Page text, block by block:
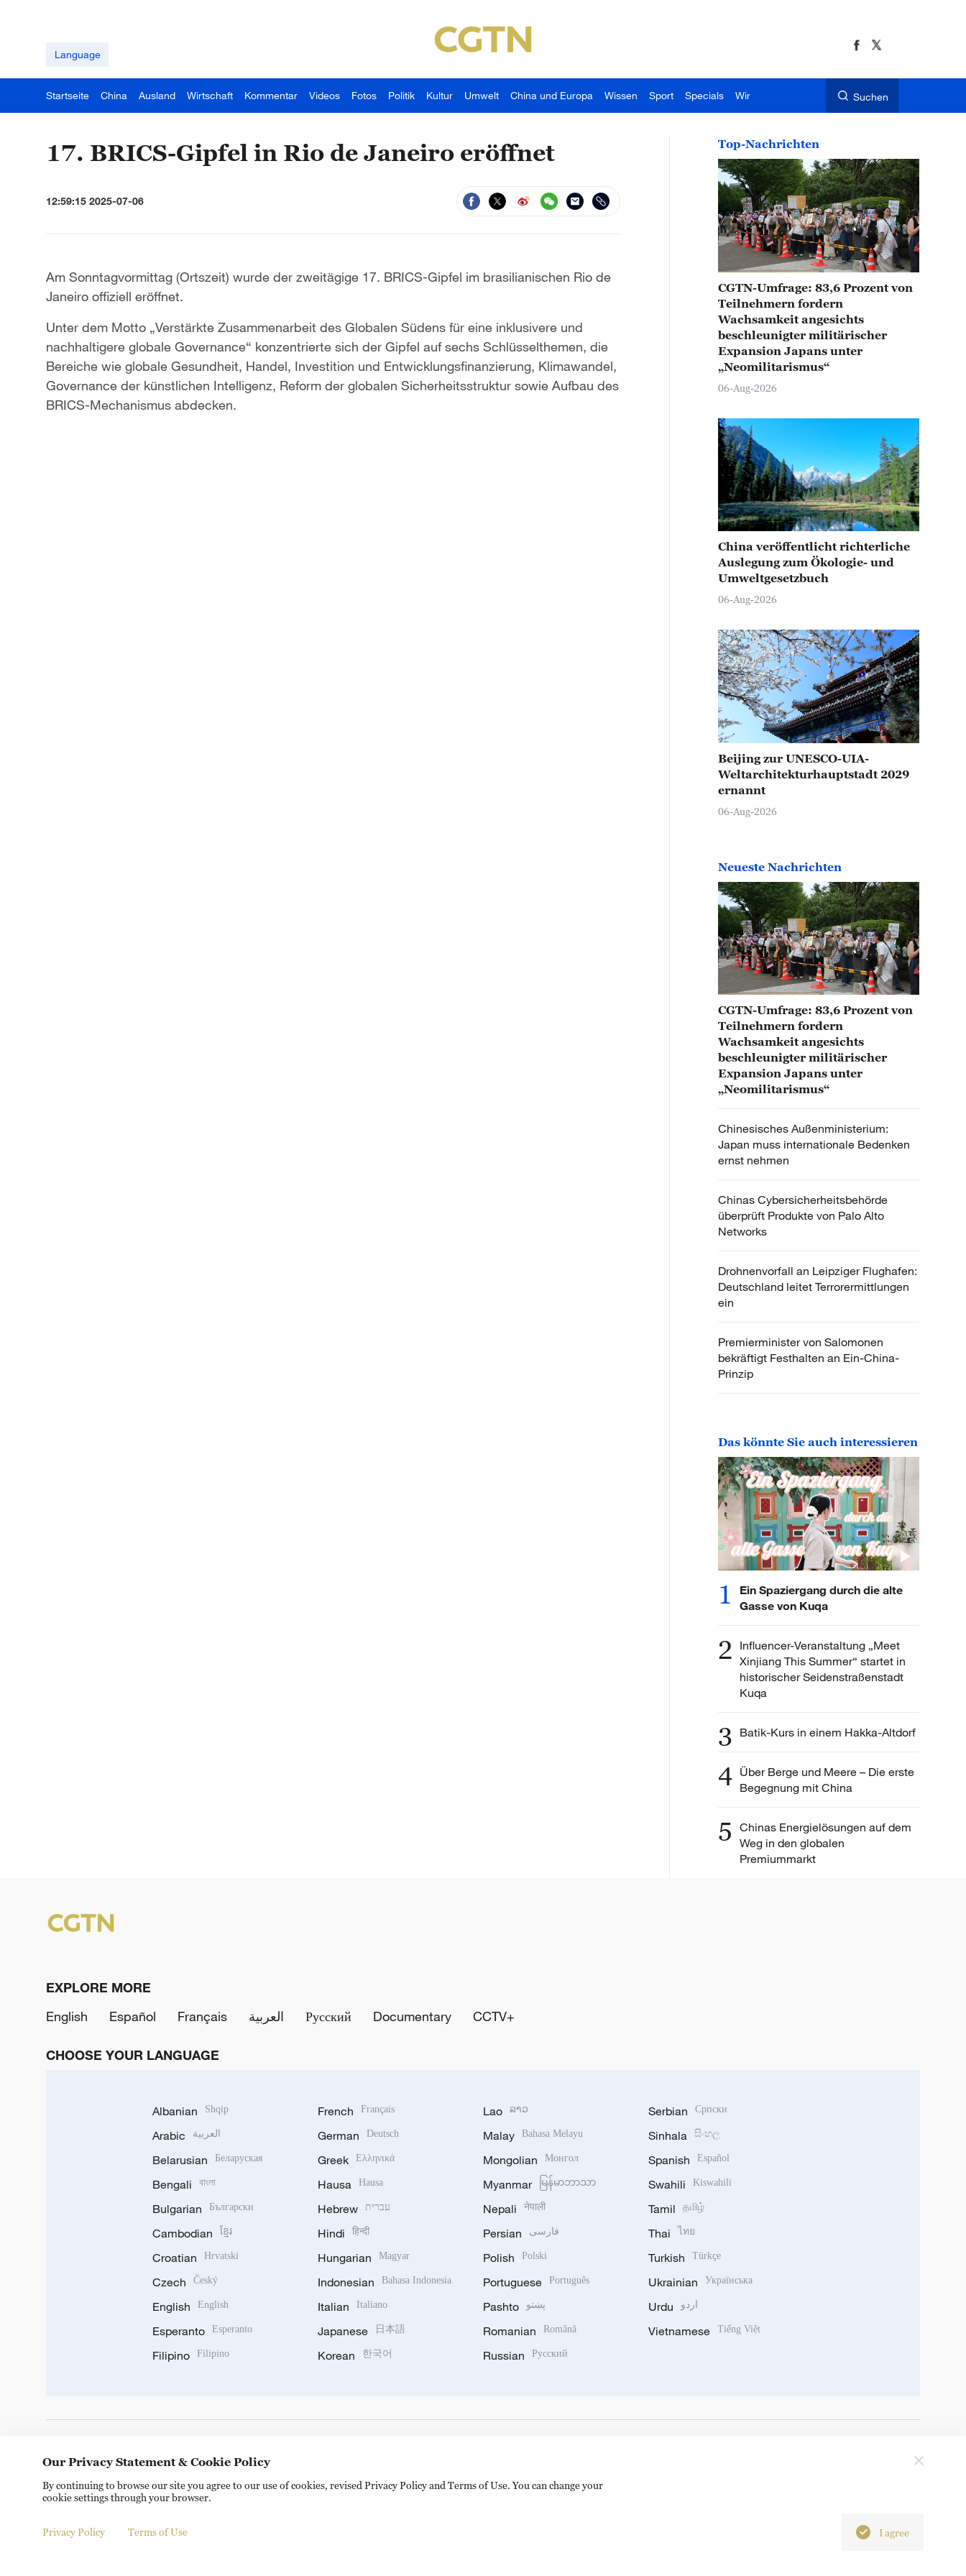
Language
Startseite China Ausland Wirtschaft Kommentar Videos Fotos Politik Kultur Umwelt China und Europa Wissen Sport Specials Wir Suchen
17. BRICS-Gipfel in Rio de Janeiro eröffnet
12:59:15 2025-07-06
Am Sonntagvormittag (Ortszeit) wurde der zweitägige 17. BRICS-Gipfel im brasilianischen Rio de
Janeiro offiziell eröffnet.
Unter dem Motto „Verstärkte Zusammenarbeit des Globalen Südens für eine inklusivere und
nachhaltigere globale Governance“ konzentrierte sich der Gipfel auf sechs Schlüsselthemen, die
Bereiche wie globale Gesundheit, Handel, Investition und Entwicklungsfinanzierung, Klimawandel,
Governance der künstlichen Intelligenz, Reform der globalen Sicherheitsstruktur sowie Aufbau des
BRICS-Mechanismus abdecken.
Top-Nachrichten
CGTN-Umfrage: 83,6 Prozent von
Teilnehmern fordern
Wachsamkeit angesichts
beschleunigter militärischer
Expansion Japans unter
„Neomilitarismus“
06-Aug-2026
China veröffentlicht richterliche
Auslegung zum Ökologie- und
Umweltgesetzbuch
06-Aug-2026
Beijing zur UNESCO-UIA-
Weltarchitekturhauptstadt 2029
ernannt
06-Aug-2026
Neueste Nachrichten
CGTN-Umfrage: 83,6 Prozent von
Teilnehmern fordern
Wachsamkeit angesichts
beschleunigter militärischer
Expansion Japans unter
„Neomilitarismus“
Chinesisches Außenministerium:
Japan muss internationale Bedenken
ernst nehmen
Chinas Cybersicherheitsbehörde
überprüft Produkte von Palo Alto
Networks
Drohnenvorfall an Leipziger Flughafen:
Deutschland leitet Terrorermittlungen
ein
Premierminister von Salomonen
bekräftigt Festhalten an Ein-China-
Prinzip
Das könnte Sie auch interessieren
1
Ein Spaziergang durch die alte
Gasse von Kuqa
2 Influencer-Veranstaltung „Meet
Xinjiang This Summer“ startet in
historischer Seidenstraßenstadt
Kuqa
3 Batik-Kurs in einem Hakka-Altdorf
4 Über Berge und Meere – Die erste
Begegnung mit China
5 Chinas Energielösungen auf dem
Weg in den globalen
Premiummarkt
EXPLORE MORE
English
Español Français العربية Русский Documentary CCTV+
CHOOSE YOUR LANGUAGE
Albanian Shqip
Arabic العربية
Belarusian Беларуская
Bengali বাংলা
Bulgarian Български
Cambodian ខ្មែរ
Croatian Hrvatski
Czech Český
English English
Esperanto Esperanto
Filipino Filipino
French Français
German Deutsch
Greek Ελληνικά
Hausa Hausa
Hebrew עברית
Hindi हिन्दी
Hungarian Magyar
Indonesian Bahasa Indonesia
Italian Italiano
Japanese 日本語
Korean 한국어
Lao ລາວ
Malay Bahasa Melayu
Mongolian Монгол
Myanmar မြန်မာဘာသာ
Nepali नेपाली
Persian فارسی
Polish Polski
Portuguese Português
Pashto پښتو
Romanian Română
Russian Русский
Serbian Српски
Sinhala සිංහල
Spanish Español
Swahili Kiswahili
Tamil தமிழ்
Thai ไทย
Turkish Türkçe
Ukrainian Українська
Urdu اردو
Vietnamese Tiếng Việt
Copyright © 2024 CGTN. 京ICP备20000184号
Our Privacy Statement & Cookie Policy
By continuing to browse our site you agree to our use of cookies, revised Privacy Policy and Terms of Use. You can change your
cookie settings through your browser.
Privacy Policy Terms of Use I agree